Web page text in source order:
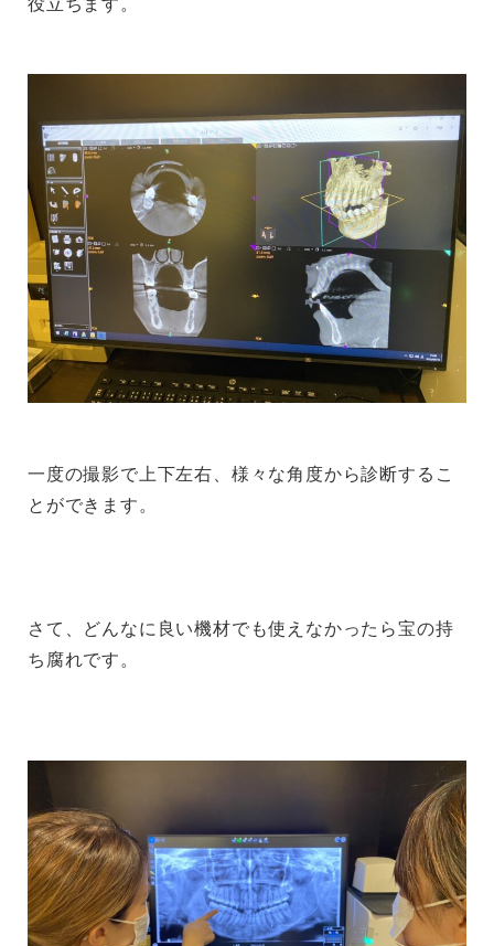
一度の撮影で上下左右、様々な角度から診断するこ
とができます。
さて、どんなに良い機材でも使えなかったら宝の持
ち腐れです。